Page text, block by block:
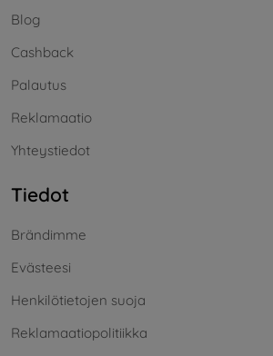
Blog
Cashback
Palautus
Reklamaatio
Yhteystiedot
Tiedot
Brändimme
Evästeesi
Henkilötietojen suoja
Reklamaatiopolitiikka